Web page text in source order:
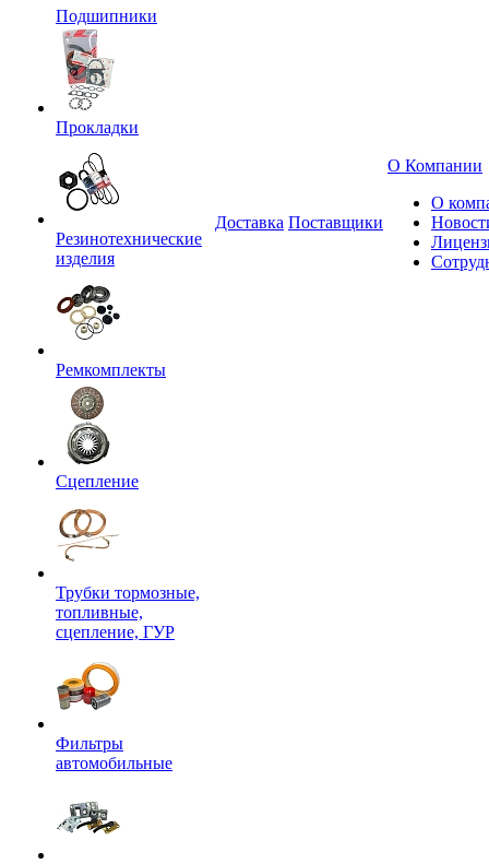
Подшипники
Прокладки
Резинотехнические
изделия
Ремкомплекты
Сцепление
Трубки тормозные,
топливные,
сцепление, ГУР
Фильтры
автомобильные
Доставка Поставщики
О Компании
О